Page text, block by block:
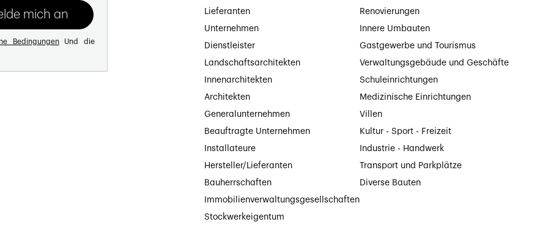
BedingungenUnd die
Lieferanten
Unternehmen
Dienstleister
Landschaftsarchitekten
Innenarchitekten
Architekten
Generalunternehmen
Beauftragte Unternehmen
Installateure
Hersteller/Lieferanten
Bauherrschaften
Immobilienverwaltungsgesellschaften
Stockwerkeigentum
Renovierungen
Innere Umbauten
Gastgewerbe und Tourismus
Verwaltungsgebäude und Geschäfte
Schuleinrichtungen
Medizinische Einrichtungen
Villen
Kultur - Sport - Freizeit
Industrie - Handwerk
Transport und Parkplätze
Diverse Bauten